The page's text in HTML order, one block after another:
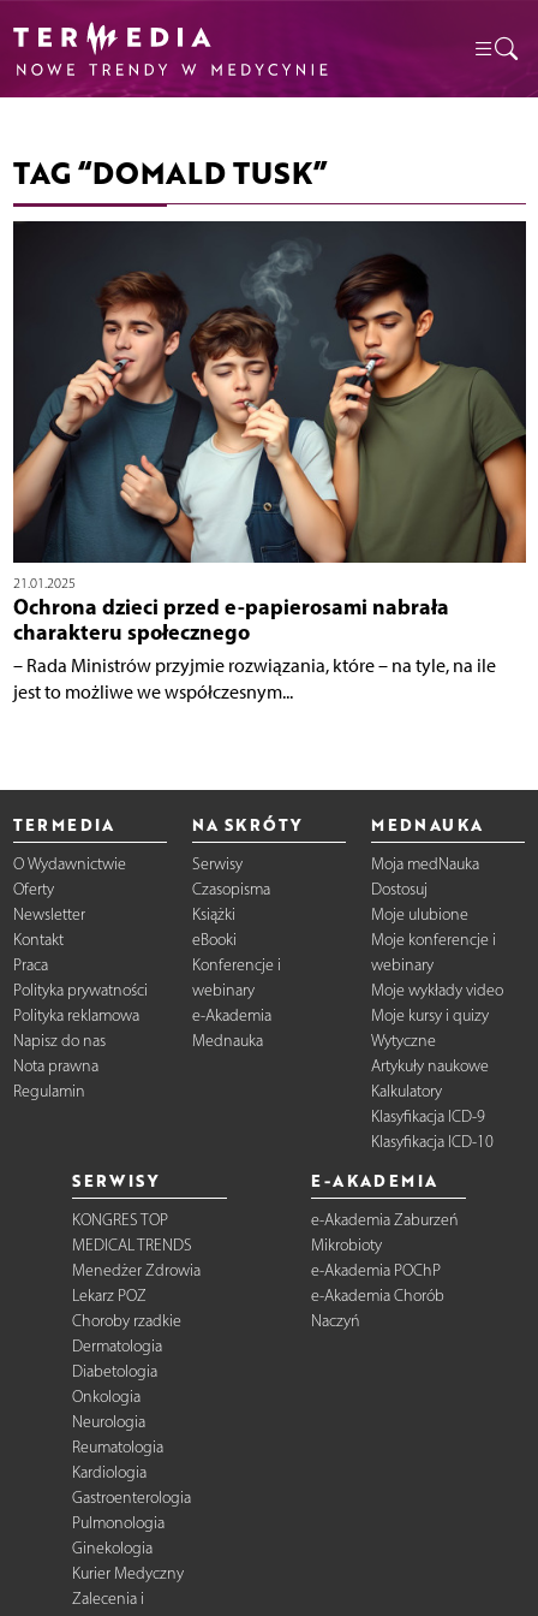
TAG “DOMALD TUSK”
21.01.2025
Ochrona dzieci przed e-papierosami nabrała
charakteru społecznego
– Rada Ministrów przyjmie rozwiązania, które – na tyle, na ile
jest to możliwe we współczesnym...
TERMEDIA
O Wydawnictwie
Oferty
Newsletter
Kontakt
Praca
Polityka prywatności
Polityka reklamowa
Napisz do nas
Nota prawna
Regulamin
NA SKRÓTY
Serwisy
Czasopisma
Książki
eBooki
Konferencje i
webinary
e-Akademia
Mednauka
MEDNAUKA
Moja medNauka
Dostosuj
Moje ulubione
Moje konferencje i
webinary
Moje wykłady video
Moje kursy i quizy
Wytyczne
Artykuły naukowe
Kalkulatory
Klasyfikacja ICD-9
Klasyfikacja ICD-10
SERWISY
KONGRES TOP
MEDICAL TRENDS
Menedżer Zdrowia
Lekarz POZ
Choroby rzadkie
Dermatologia
Diabetologia
Onkologia
Neurologia
Reumatologia
Kardiologia
Gastroenterologia
Pulmonologia
Ginekologia
Kurier Medyczny
Zalecenia i
E-AKADEMIA
e-Akademia Zaburzeń
Mikrobioty
e-Akademia POChP
e-Akademia Chorób
Naczyń